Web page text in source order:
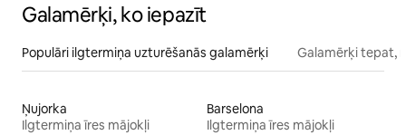
Galamērķi, ko iepazīt
Populāri ilgtermiņa uzturēšanās galamērķi Galamērķi tepat,
Ņujorka
Ilgtermiņa īres mājokļi
Barselona
Ilgtermiņa īres mājokļi